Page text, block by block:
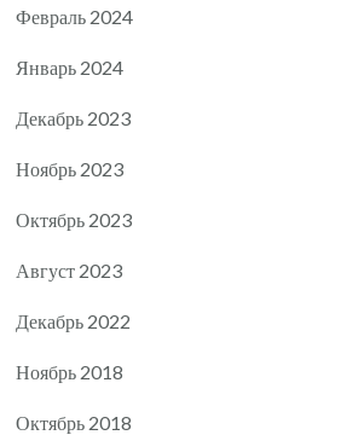
Февраль 2024
Январь 2024
Декабрь 2023
Ноябрь 2023
Октябрь 2023
Август 2023
Декабрь 2022
Ноябрь 2018
Октябрь 2018